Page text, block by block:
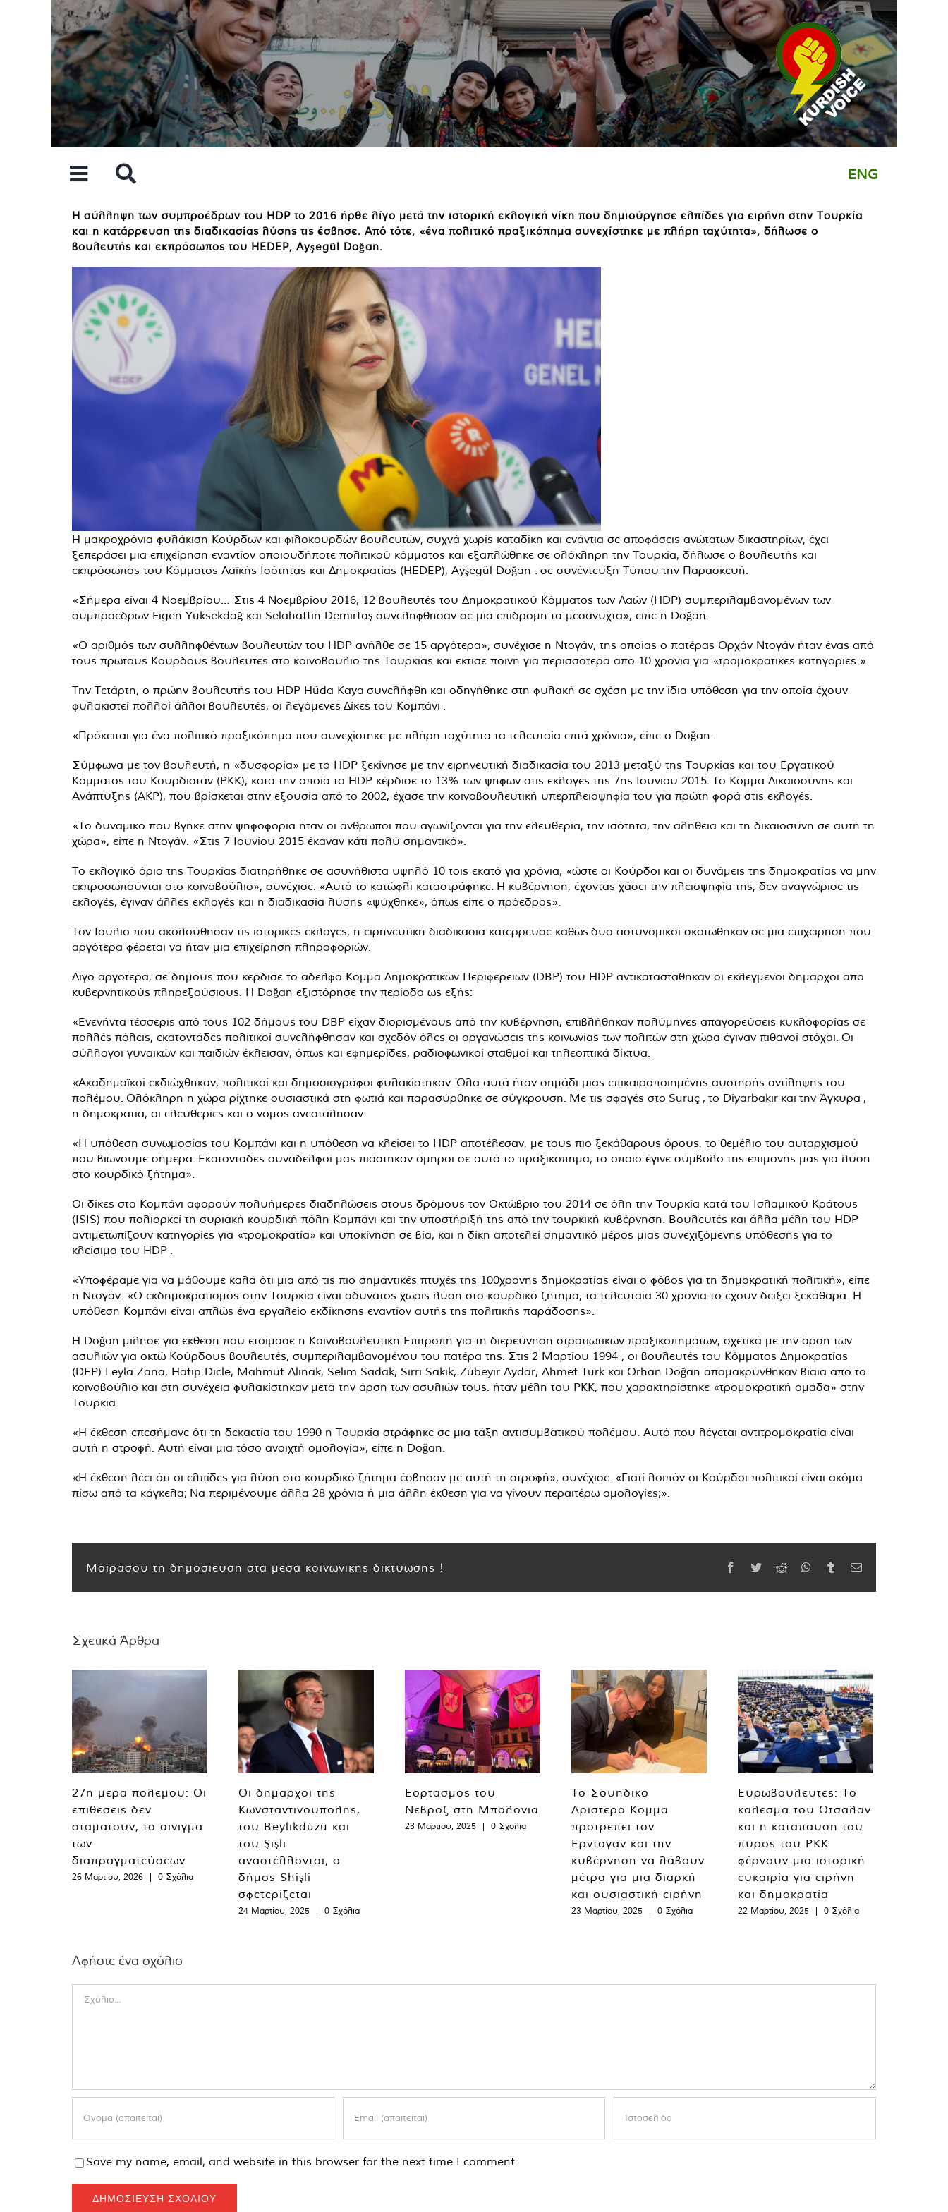
ENG
Η σύλληψη των συμπροέδρων του HDP το 2016 ήρθε λίγο μετά την ιστορική εκλογική νίκη που δημιούργησε ελπίδες για ειρήνη στην Τουρκία
και η κατάρρευση της διαδικασίας λύσης τις έσβησε. Από τότε, «ένα πολιτικό πραξικόπημα συνεχίστηκε με πλήρη ταχύτητα», δήλωσε ο
βουλευτής και εκπρόσωπος του HEDEP, Ayşegül Doğan.
Η μακροχρόνια φυλάκιση Κούρδων και φιλοκουρδών βουλευτών, συχνά χωρίς καταδίκη και ενάντια σε αποφάσεις ανώτατων δικαστηρίων, έχει
ξεπεράσει μια επιχείρηση εναντίον οποιουδήποτε πολιτικού κόμματος και εξαπλώθηκε σε ολόκληρη την Τουρκία, δήλωσε ο βουλευτής και
εκπρόσωπος του Κόμματος Λαϊκής Ισότητας και Δημοκρατίας (HEDEP), Ayşegül Doğan
σε συνέντευξη Τύπου την Παρασκευή.
«Σήμερα είναι 4 Νοεμβρίου… Στις 4 Νοεμβρίου 2016, 12 βουλευτές του Δημοκρατικού Κόμματος των Λαών (HDP) συμπεριλαμβανομένων των
συμπροέδρων Figen Yuksekdağ και Selahattin Demirtaş συνελήφθησαν σε μια επιδρομή τα μεσάνυχτα», είπε η Doğan.
«Ο αριθμός των συλληφθέντων βουλευτών του HDP ανήλθε σε 15 αργότερα», συνέχισε η Ντογάν, της οποίας ο πατέρας Ορχάν Ντογάν ήταν ένας από
τους πρώτους Κούρδους βουλευτές στο κοινοβούλιο της Τουρκίας και έκτισε ποινή για περισσότερα από 10 χρόνια για «τρομοκρατικές κατηγορίες ».
Την Τετάρτη, ο πρώην βουλευτής του HDP Hüda Kaya συνελήφθη και οδηγήθηκε στη φυλακή σε σχέση με την ίδια υπόθεση για την οποία έχουν
φυλακιστεί πολλοί άλλοι βουλευτές, οι λεγόμενες Δίκες του Κομπάνι
«Πρόκειται για ένα πολιτικό πραξικόπημα που συνεχίστηκε με πλήρη ταχύτητα τα τελευταία επτά χρόνια», είπε ο Doğan.
Σύμφωνα με τον βουλευτή, η «δυσφορία» με το HDP ξεκίνησε με την ειρηνευτική διαδικασία του 2013 μεταξύ της Τουρκίας και του Εργατικού
Κόμματος του Κουρδιστάν (PKK), κατά την οποία το HDP κέρδισε το 13% των ψήφων στις εκλογές της 7ης Ιουνίου 2015. Το Κόμμα Δικαιοσύνης και
Ανάπτυξης (AKP), που βρίσκεται στην εξουσία από το 2002, έχασε την κοινοβουλευτική υπερπλειοψηφία του για πρώτη φορά στις εκλογές.
«Το δυναμικό που βγήκε στην ψηφοφορία ήταν οι άνθρωποι που αγωνίζονται για την ελευθερία, την ισότητα, την αλήθεια και τη δικαιοσύνη σε αυτή τη
χώρα», είπε η Ντογάν. «Στις 7 Ιουνίου 2015 έκαναν κάτι πολύ σημαντικό».
Το εκλογικό όριο της Τουρκίας διατηρήθηκε σε ασυνήθιστα υψηλό 10 τοις εκατό για χρόνια, «ώστε οι Κούρδοι και οι δυνάμεις της δημοκρατίας να μην
εκπροσωπούνται στο κοινοβούλιο», συνέχισε. «Αυτό το κατώφλι καταστράφηκε. Η κυβέρνηση, έχοντας χάσει την πλειοψηφία της, δεν αναγνώρισε τις
εκλογές, έγιναν άλλες εκλογές και η διαδικασία λύσης «ψύχθηκε», όπως είπε ο πρόεδρος».
Τον Ιούλιο που ακολούθησαν τις ιστορικές εκλογές, η ειρηνευτική διαδικασία κατέρρευσε καθώς δύο αστυνομικοί σκοτώθηκαν σε μια επιχείρηση που
αργότερα φέρεται να ήταν μια επιχείρηση πληροφοριών.
Λίγο αργότερα, σε δήμους που κέρδισε το αδελφό Κόμμα Δημοκρατικών Περιφερειών (DBP) του HDP αντικαταστάθηκαν οι εκλεγμένοι δήμαρχοι από
κυβερνητικούς πληρεξούσιους. Η Doğan εξιστόρησε την περίοδο ως εξής:
«Ενενήντα τέσσερις από τους 102 δήμους του DBP είχαν διορισμένους από την κυβέρνηση, επιβλήθηκαν πολύμηνες απαγορεύσεις κυκλοφορίας σε
πολλές πόλεις, εκατοντάδες πολιτικοί συνελήφθησαν και σχεδόν όλες οι οργανώσεις της κοινωνίας των πολιτών στη χώρα έγιναν πιθανοί στόχοι. Οι
σύλλογοι γυναικών και παιδιών έκλεισαν, όπως και εφημερίδες, ραδιοφωνικοί σταθμοί και τηλεοπτικά δίκτυα.
«Ακαδημαϊκοί εκδιώχθηκαν, πολιτικοί και δημοσιογράφοι φυλακίστηκαν. Όλα αυτά ήταν σημάδι μιας επικαιροποιημένης αυστηρής αντίληψης του
πολέμου. Ολόκληρη η χώρα ρίχτηκε ουσιαστικά στη φωτιά και παρασύρθηκε σε σύγκρουση. Με τις σφαγές στο Suruç , το Diyarbakır και την Άγκυρα ,
η δημοκρατία, οι ελευθερίες και ο νόμος ανεστάλησαν.
«Η υπόθεση συνωμοσίας του Κομπάνι και η υπόθεση να κλείσει το HDP αποτέλεσαν, με τους πιο ξεκάθαρους όρους, το θεμέλιο του αυταρχισμού
που βιώνουμε σήμερα. Εκατοντάδες συνάδελφοί μας πιάστηκαν όμηροι σε αυτό το πραξικόπημα, το οποίο έγινε σύμβολο της επιμονής μας για λύση
στο κουρδικό ζήτημα».
Οι δίκες στο Κομπάνι αφορούν πολυήμερες διαδηλώσεις στους δρόμους τον Οκτώβριο του 2014 σε όλη την Τουρκία κατά του Ισλαμικού Κράτους
(ISIS) που πολιορκεί τη συριακή κουρδική πόλη Κομπάνι και την υποστήριξή της από την τουρκική κυβέρνηση. Βουλευτές και άλλα μέλη του HDP
αντιμετωπίζουν κατηγορίες για «τρομοκρατία» και υποκίνηση σε βία, και η δίκη αποτελεί σημαντικό μέρος μιας συνεχιζόμενης υπόθεσης για το
κλείσιμο του HDP
«Υποφέραμε για να μάθουμε καλά ότι μια από τις πιο σημαντικές πτυχές της 100χρονης δημοκρατίας είναι ο φόβος για τη δημοκρατική πολιτική», είπε
η Ντογάν. «Ο εκδημοκρατισμός στην Τουρκία είναι αδύνατος χωρίς λύση στο κουρδικό ζήτημα, τα τελευταία 30 χρόνια το έχουν δείξει ξεκάθαρα. Η
υπόθεση Κομπάνι είναι απλώς ένα εργαλείο εκδίκησης εναντίον αυτής της πολιτικής παράδοσης».
Η Doğan μίλησε για έκθεση που ετοίμασε η Κοινοβουλευτική Επιτροπή για τη διερεύνηση στρατιωτικών πραξικοπημάτων, σχετικά με την άρση των
ασυλιών για οκτώ Κούρδους βουλευτές, συμπεριλαμβανομένου του πατέρα της. Στις 2 Μαρτίου 1994 , οι βουλευτές του Κόμματος Δημοκρατίας
(DEP) Leyla Zana, Hatip Dicle, Mahmut Alınak, Selim Sadak, Sırrı Sakık, Zübeyir Aydar, Ahmet Türk και Orhan Doğan απομακρύνθηκαν βίαια από το
κοινοβούλιο και στη συνέχεια φυλακίστηκαν μετά την άρση των ασυλιών τους. ήταν μέλη του PKK, που χαρακτηρίστηκε «τρομοκρατική ομάδα» στην
Τουρκία.
«Η έκθεση επεσήμανε ότι τη δεκαετία του 1990 η Τουρκία στράφηκε σε μια τάξη αντισυμβατικού πολέμου. Αυτό που λέγεται αντιτρομοκρατία είναι
αυτή η στροφή. Αυτή είναι μια τόσο ανοιχτή ομολογία», είπε η Doğan.
«Η έκθεση λέει ότι οι ελπίδες για λύση στο κουρδικό ζήτημα έσβησαν με αυτή τη στροφή», συνέχισε. «Γιατί λοιπόν οι Κούρδοι πολιτικοί είναι ακόμα
πίσω από τα κάγκελα; Να περιμένουμε άλλα 28 χρόνια ή μια άλλη έκθεση για να γίνουν περαιτέρω ομολογίες;».
Μοιράσου τη δημοσίευση στα μέσα κοινωνικής δικτύωσης ! Facebook
TwitterReddit WhatsApp
TumblrEmail
Σχετικά Άρθρα
27η μέρα πολέμου: Οι
επιθέσεις δεν
σταματούν, το αίνιγμα
των
διαπραγματεύσεων
26 Μαρτίου, 2026 | 0 Σχόλια
Οι δήμαρχοι της
Κωνσταντινούπολης,
του Beylikdüzü και
του Şişli
αναστέλλονται, ο
δήμος Shişli
σφετερίζεται
24 Μαρτίου, 2025 | 0 Σχόλια
Εορτασμός του
Νεβροζ στη Μπολόνια
23 Μαρτίου, 2025 | 0 Σχόλια
Το Σουηδικό
Αριστερό Κόμμα
προτρέπει τον
Ερντογάν και την
κυβέρνηση να λάβουν
μέτρα για μια διαρκή
και ουσιαστική ειρήνη
23 Μαρτίου, 2025 | 0 Σχόλια
Ευρωβουλευτές: Το
κάλεσμα του Οτσαλάν
και η κατάπαυση του
πυρός του PKK
φέρνουν μια ιστορική
ευκαιρία για ειρήνη
και δημοκρατία
22 Μαρτίου, 2025 | 0 Σχόλια
Αφήστε ένα σχόλιο
Save my name, email, and website in this browser for the next time I comment.